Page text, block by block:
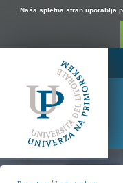
Naša spletna stran uporablja